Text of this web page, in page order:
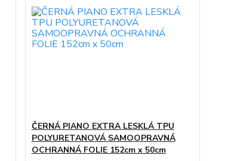
ČERNÁ PIANO EXTRA LESKLÁ TPU
POLYURETANOVÁ SAMOOPRAVNÁ
OCHRANNÁ FOLIE 152cm x 50cm